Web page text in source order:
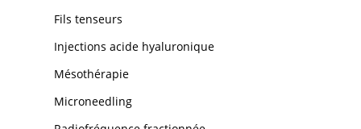
Fils tenseurs
Injections acide hyaluronique
Mésothérapie
Microneedling